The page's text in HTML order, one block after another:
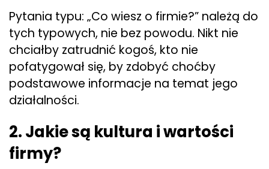
Pytania typu: „Co wiesz o firmie?” należą do
tych typowych, nie bez powodu. Nikt nie
chciałby zatrudnić kogoś, kto nie
pofatygował się, by zdobyć choćby
podstawowe informacje na temat jego
działalności.
2. Jakie są kultura i wartości
firmy?